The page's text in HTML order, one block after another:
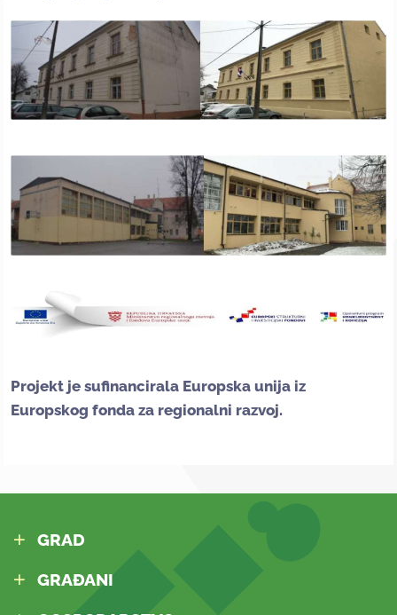
Projekt je sufinancirala Europska unija iz
Europskog fonda za regionalni razvoj.
GRAD
GRAĐANI